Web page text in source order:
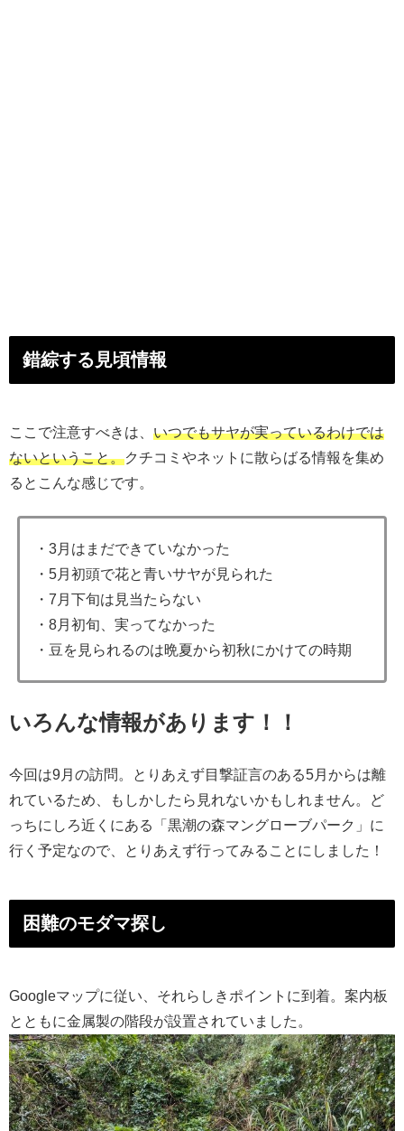
錯綜する見頃情報
ここで注意すべきは、 いつでもサヤが実っているわけでは
ないということ。クチコミやネットに散らばる情報を集め
るとこんな感じです。
・3月はまだできていなかった
・5月初頭で花と青いサヤが見られた
・7月下旬は見当たらない
・8月初旬、実ってなかった
・豆を見られるのは晩夏から初秋にかけての時期
いろんな情報があります！！
今回は9月の訪問。とりあえず目撃証言のある5月からは離
れているため、もしかしたら見れないかもしれません。ど
っちにしろ近くにある「黒潮の森マングローブパーク」に
行く予定なので、とりあえず行ってみることにしました！
困難のモダマ探し
Googleマップに従い、それらしきポイントに到着。案内板
とともに金属製の階段が設置されていました。